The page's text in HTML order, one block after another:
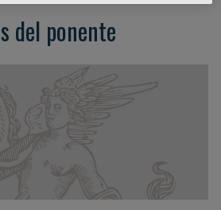
del ponente